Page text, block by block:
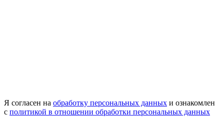
Я согласен на обработку персональных данных и ознакомлен
с политикой в отношении обработки персональных данных